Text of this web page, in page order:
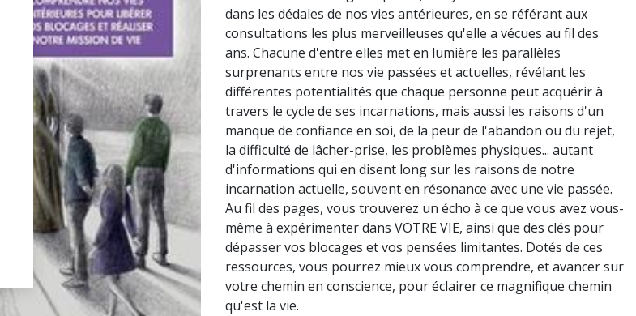
dans les dédales de nos vies antérieures, en se référant aux
consultations les plus merveilleuses qu'elle a vécues au fil des
ans. Chacune d'entre elles met en lumière les parallèles
surprenants entre nos vie passées et actuelles, révélant les
différentes potentialités que chaque personne peut acquérir à
travers le cycle de ses incarnations, mais aussi les raisons d'un
manque de confiance en soi, de la peur de l'abandon ou du rejet,
la difficulté de lâcher-prise, les problèmes physiques... autant
d'informations qui en disent long sur les raisons de notre
incarnation actuelle, souvent en résonance avec une vie passée.
Au fil des pages, vous trouverez un écho à ce que vous avez vous-
même à expérimenter dans VOTRE VIE, ainsi que des clés pour
dépasser vos blocages et vos pensées limitantes. Dotés de ces
ressources, vous pourrez mieux vous comprendre, et avancer sur
votre chemin en conscience, pour éclairer ce magnifique chemin
qu'est la vie.